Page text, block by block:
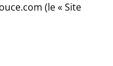
(le « Site